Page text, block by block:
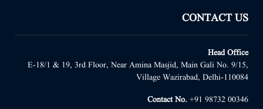
CONTACT US
Head Office
E-18/1 & 19, 3rd Floor, Near Amina Masjid, Main Gali No. 9/15,
Village Wazirabad, Delhi-110084
Contact No. +91 98732 00346